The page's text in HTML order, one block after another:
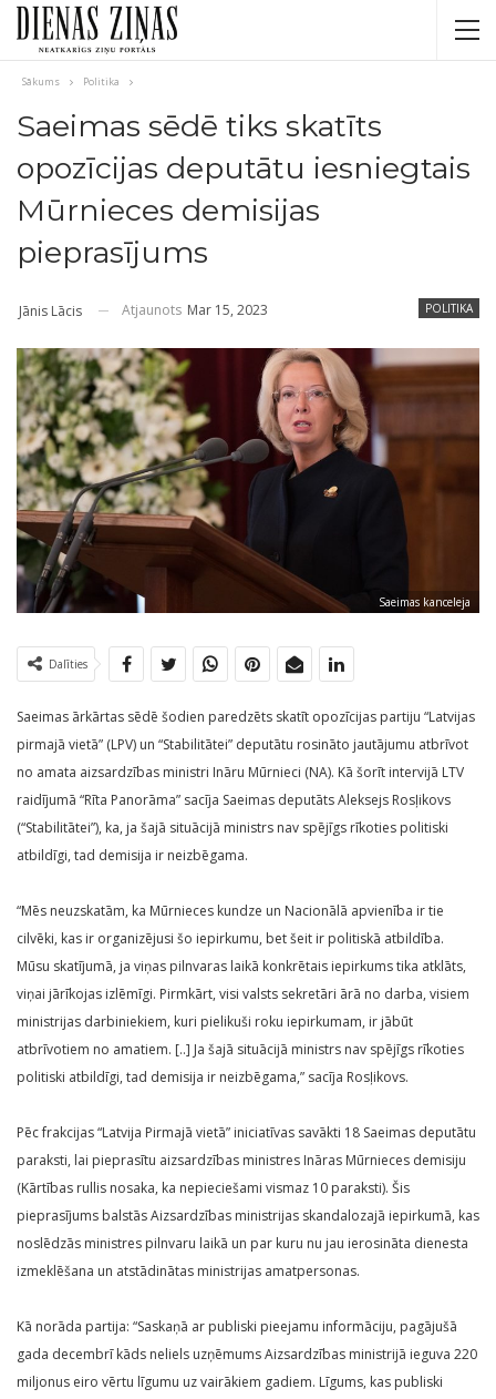
Sākums Politika
Saeimas sēdē tiks skatīts
opozīcijas deputātu iesniegtais
Mūrnieces demisijas
pieprasījums
POLITIKA
Jānis Lācis Atjaunots Mar 15, 2023
Saeimas kanceleja
Dalīties
Saeimas ārkārtas sēdē šodien paredzēts skatīt opozīcijas partiju “Latvijas
pirmajā vietā” (LPV) un “Stabilitātei” deputātu rosināto jautājumu atbrīvot
no amata aizsardzības ministri Ināru Mūrnieci (NA). Kā šorīt intervijā LTV
raidījumā “Rīta Panorāma” sacīja Saeimas deputāts Aleksejs Rosļikovs
(“Stabilitātei”), ka, ja šajā situācijā ministrs nav spējīgs rīkoties politiski
atbildīgi, tad demisija ir neizbēgama.
“Mēs neuzskatām, ka Mūrnieces kundze un Nacionālā apvienība ir tie
cilvēki, kas ir organizējusi šo iepirkumu, bet šeit ir politiskā atbildība.
Mūsu skatījumā, ja viņas pilnvaras laikā konkrētais iepirkums tika atklāts,
viņai jārīkojas izlēmīgi. Pirmkārt, visi valsts sekretāri ārā no darba, visiem
ministrijas darbiniekiem, kuri pielikuši roku iepirkumam, ir jābūt
atbrīvotiem no amatiem. [..] Ja šajā situācijā ministrs nav spējīgs rīkoties
politiski atbildīgi, tad demisija ir neizbēgama,” sacīja Rosļikovs.
Pēc frakcijas “Latvija Pirmajā vietā” iniciatīvas savākti 18 Saeimas deputātu
paraksti, lai pieprasītu aizsardzības ministres Ināras Mūrnieces demisiju
(Kārtības rullis nosaka, ka nepieciešami vismaz 10 paraksti). Šis
pieprasījums balstās Aizsardzības ministrijas skandalozajā iepirkumā, kas
noslēdzās ministres pilnvaru laikā un par kuru nu jau ierosināta dienesta
izmeklēšana un atstādinātas ministrijas amatpersonas.
Kā norāda partija: “Saskaņā ar publiski pieejamu informāciju, pagājušā
gada decembrī kāds neliels uzņēmums Aizsardzības ministrijā ieguva 220
miljonus eiro vērtu līgumu uz vairākiem gadiem. Līgums, kas publiski